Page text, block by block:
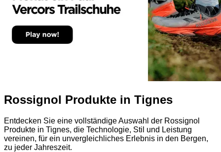
Rossignol Produkte in Tignes
Entdecken Sie eine vollständige Auswahl der Rossignol
Produkte in Tignes, die Technologie, Stil und Leistung
vereinen, für ein unvergleichliches Erlebnis in den Bergen,
zu jeder Jahreszeit.